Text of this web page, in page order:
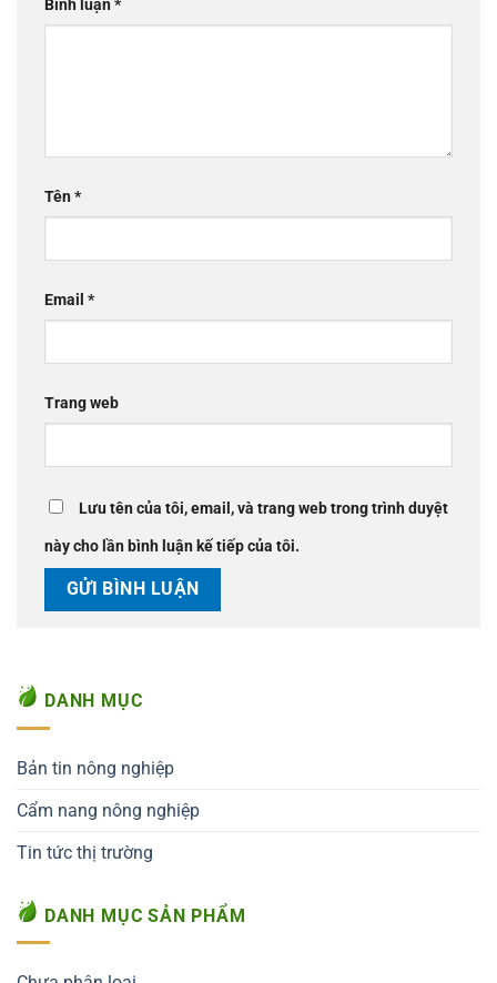
Bình luận*
Tên*
Email *
Trang web
Lưu tên của tôi, email, và trang web trong trình duyệt
này cho lần bình luận kế tiếp của tôi.
DANH MỤC
Bản tin nông nghiệp
Cẩm nang nông nghiệp
Tin tức thị trường
DANH MỤC SẢN PHẨM